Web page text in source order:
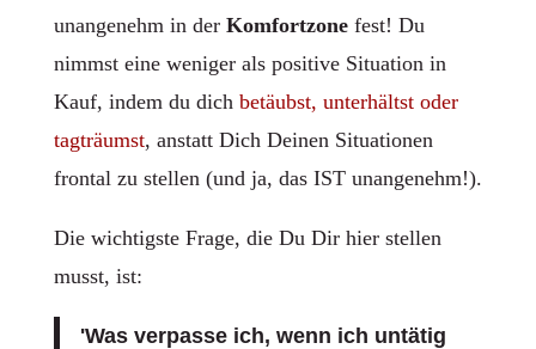
unangenehm in der Komfortzonefest! Du
nimmst eine weniger als positive Situation in
Kauf, indem du dich betäubst, unterhältst oder
tagträumst, anstatt Dich Deinen Situationen
frontal zu stellen (und ja, das IST unangenehm!).
Die wichtigste Frage, die Du Dir hier stellen
musst, ist:
'Was verpasse ich, wenn ich untätig